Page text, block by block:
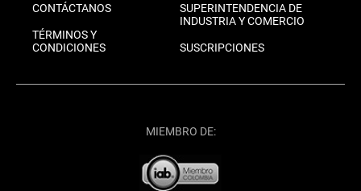
CONTÁCTANOS
TÉRMINOS Y
CONDICIONES
SUPERINTENDENCIA DE
INDUSTRIA Y COMERCIO
SUSCRIPCIONES
MIEMBRO DE: